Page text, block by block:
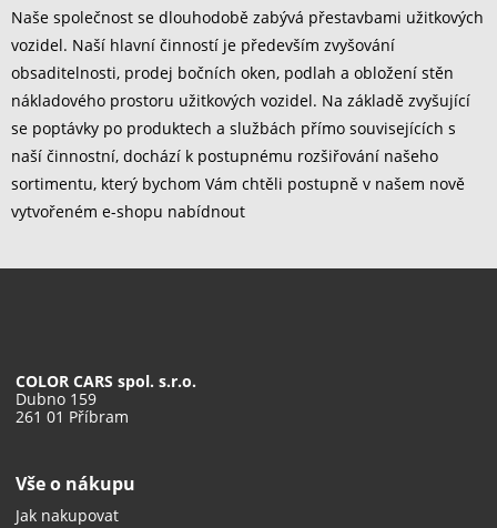
Naše společnost se dlouhodobě zabývá přestavbami užitkových
vozidel. Naší hlavní činností je především zvyšování
obsaditelnosti, prodej bočních oken, podlah a obložení stěn
nákladového prostoru užitkových vozidel. Na základě zvyšující
se poptávky po produktech a službách přímo souvisejících s
naší činnostní, dochází k postupnému rozšiřování našeho
sortimentu, který bychom Vám chtěli postupně v našem nově
vytvořeném e-shopu nabídnout
COLOR CARS spol. s.r.o.
Dubno 159
261 01 Příbram
Vše o nákupu
Jak nakupovat